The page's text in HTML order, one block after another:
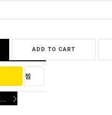
ADD TO CART